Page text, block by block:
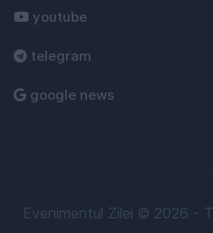
youtube
telegram
google news
Evenimentul Zilei © 2026 -